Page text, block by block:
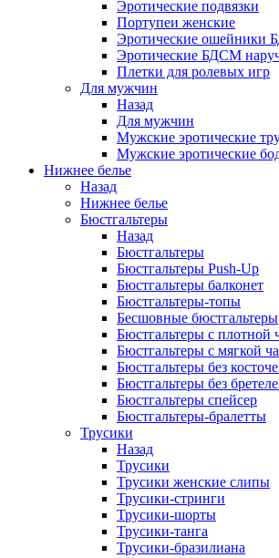
Эротические подвязки
Портупеи женские
Эротические ошейники
Эротические БДСМ
Плетки для ролевых игр
Для мужчин
Назад
Для мужчин
Мужские эротические
Мужские эротические
Нижнее белье
Назад
Нижнее белье
Бюстгальтеры
Назад
Бюстгальтеры
Бюстгальтеры Push-Up
Бюстгальтеры балконет
Бюстгальтеры-топы
Бесшовные бюстгальтеры
Бюстгальтеры с плотной
Бюстгальтеры с мягкой
Бюстгальтеры без
Бюстгальтеры без
Бюстгальтеры спейсер
Бюстгальтеры-бралетты
Трусики
Назад
Трусики
Трусики женские слипы
Трусики-стринги
Трусики-шорты
Трусики-танга
Трусики-бразилиана